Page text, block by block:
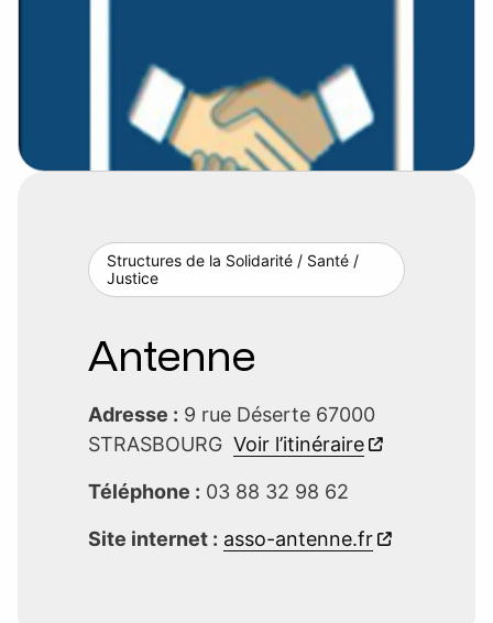
Structures de la Solidarité / Santé /
Justice
Antenne
Adresse : 9 rue Déserte 67000
STRASBOURG Voir l’itinéraire
Téléphone : 03 88 32 98 62
Site internet : asso-antenne.fr